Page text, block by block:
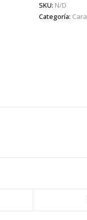
SKU: N/D
Categoría: Cara